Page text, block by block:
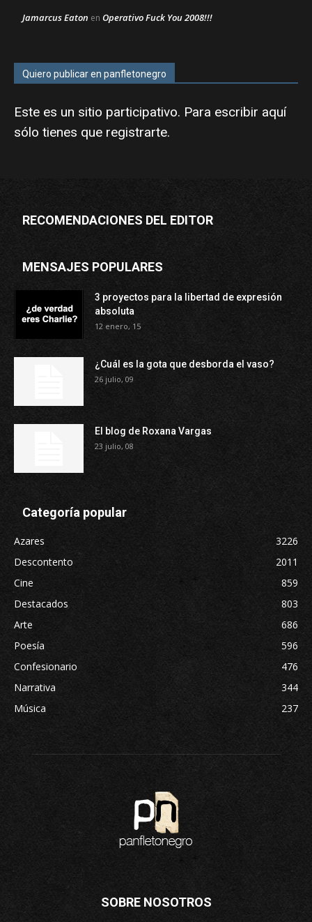
Jamarcus Eaton en Operativo Fuck You 2008!!!
Quiero publicar en panfletonegro
Este es un sitio participativo. Para escribir aquí
sólo tienes que registrarte.
RECOMENDACIONES DEL EDITOR
MENSAJES POPULARES
3 proyectos para la libertad de expresión
absoluta
12 enero, 15
¿Cuál es la gota que desborda el vaso?
26 julio, 09
El blog de Roxana Vargas
23 julio, 08
Categoría popular
Azares
3226
Descontento
2011
Cine
859
Destacados
803
Arte
686
Poesía
596
Confesionario
476
Narrativa
344
Música
237
SOBRE NOSOTROS